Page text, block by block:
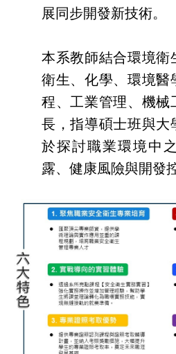
展同步開發新技術。
本系教師結合環境衛
衛生、化學、環境醫
程、工業管理、機械
長，指導碩士班與大
於探討職業環境中
露、健康風險與開發